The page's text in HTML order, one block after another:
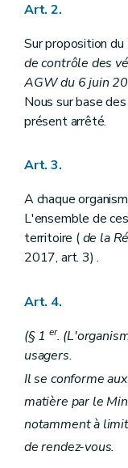
Art. 2.
Sur proposition du
de contrôle des
AGW du 6 juin
Nous sur base
présent arrêté.
Art. 3.
A chaque
L'ensemble de
territoire (de la
2017, art. 3) .
Art. 4.
(§ 1er.
usagers.
Il se conforme
matière par le
notamment à
de rendez-vous.